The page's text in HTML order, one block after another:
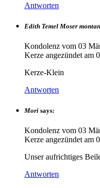
Antworten
Edith Temel Moser
Kondolenz vom 03
Kerze angezündet am
Kerze-Klein
Antworten
Mori says:
Kondolenz vom 03
Kerze angezündet am
Unser aufrichtiges
Antworten